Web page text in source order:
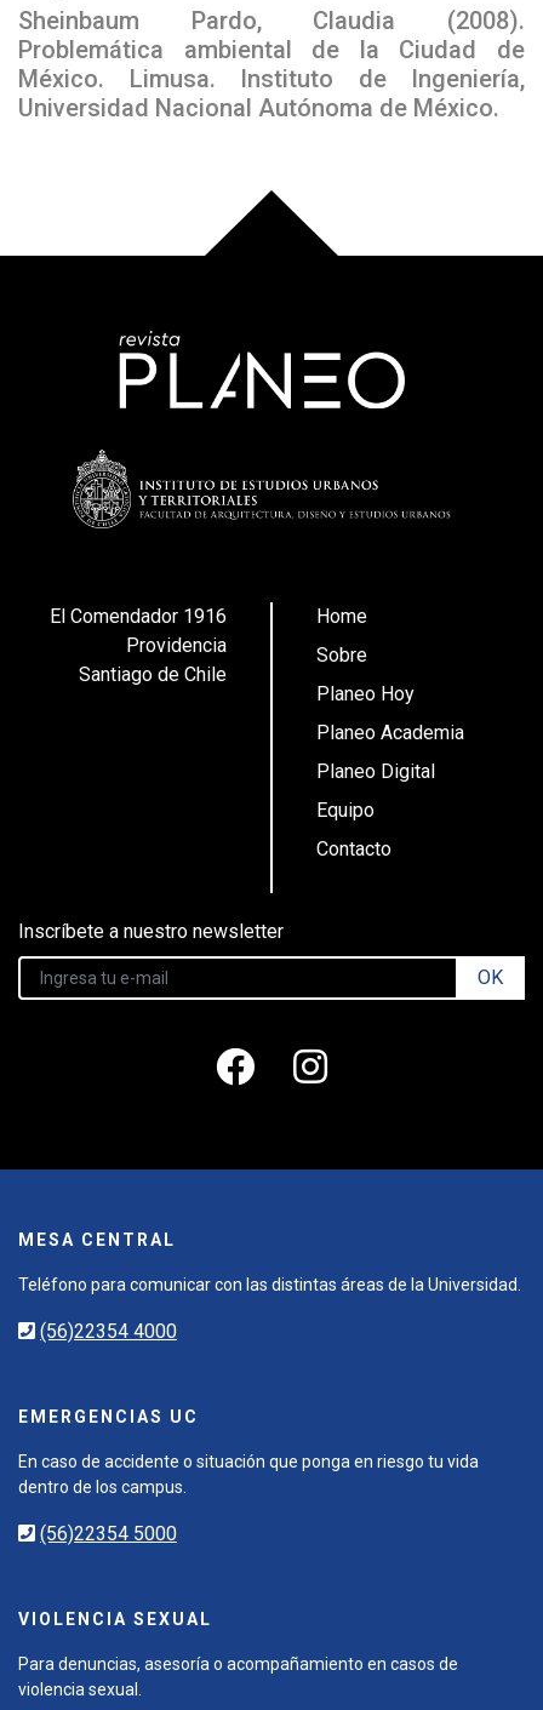
Sheinbaum Pardo, Claudia (2008).
Problemática ambiental de la Ciudad de
México. Limusa. Instituto de Ingeniería,
Universidad Nacional Autónoma de México.
El Comendador 1916
Providencia
Santiago de Chile
Home
Sobre
Planeo Hoy
Planeo Academia
Planeo Digital
Equipo
Contacto
Inscríbete a nuestro newsletter
OK
MESA CENTRAL
Teléfono para comunicar con las distintas áreas de la Universidad.
(56)22354 4000
EMERGENCIAS UC
En caso de accidente o situación que ponga en riesgo tu vida
dentro de los campus.
(56)22354 5000
VIOLENCIA SEXUAL
Para denuncias, asesoría o acompañamiento en casos de
violencia sexual.